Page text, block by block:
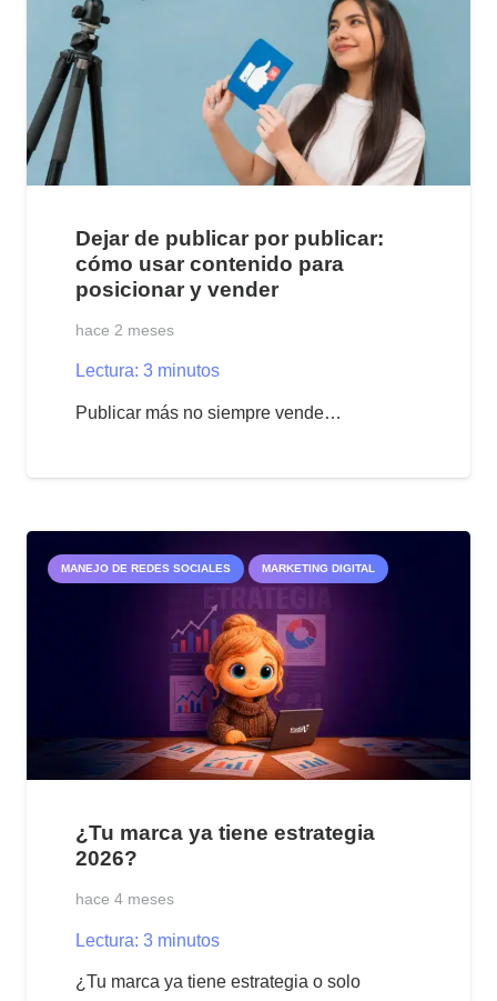
Dejar de publicar por publicar:
cómo usar contenido para
posicionar y vender
hace 2 meses
Lectura: 3 minutos
Publicar más no siempre vende…
MANEJO DE REDES SOCIALES MARKETING DIGITAL
¿Tu marca ya tiene estrategia
2026?
hace 4 meses
Lectura: 3 minutos
¿Tu marca ya tiene estrategia o solo